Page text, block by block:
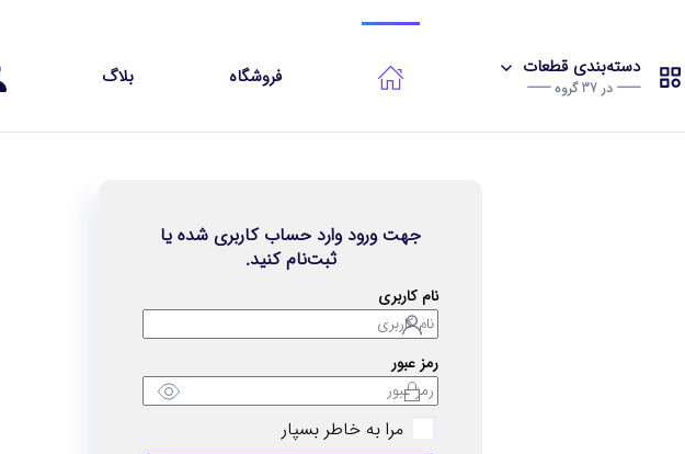
دسته‌بندی قطعات
------- در 37 گروه ------- فروشگاه بلاگ
جهت ورود وارد حساب کاربری شده یا
ثبت‌نام کنید.
نام کاربری
رمز عبور
مرا به خاطر بسپار